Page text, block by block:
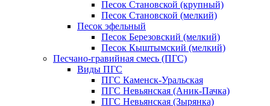
Песок Становской (крупный)
Песок Становской (мелкий)
Песок эфельный
Песок Березовский (мелкий)
Песок Кыштымский (мелкий)
Песчано-гравийная смесь (ПГС)
Виды ПГС
ПГС Каменск-Уральская
ПГС Невьянская (Аник-Пачка)
ПГС Невьянская (Зырянка)